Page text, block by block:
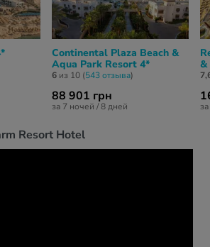
Resort Hotel
Continental Plaza Beach &
Aqua Park Resort 4*
6из 10 (543 отзывa)
88 901 грн
за 7 ночей / 8 дней
&